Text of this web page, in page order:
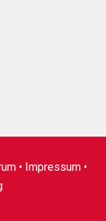
• Impressum•